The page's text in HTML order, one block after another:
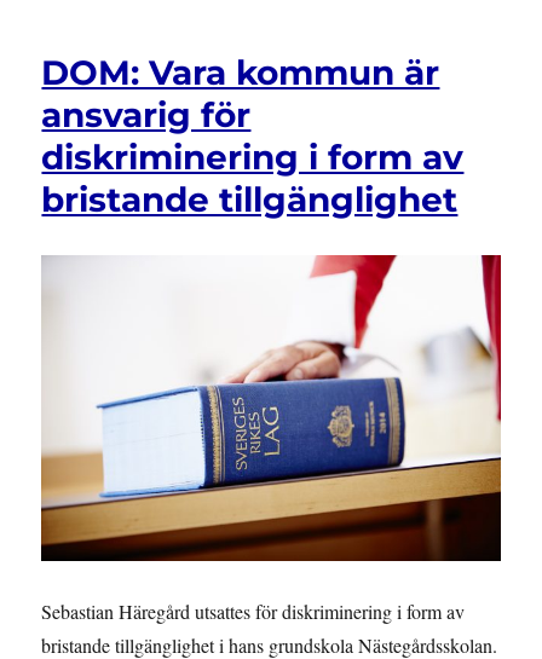
–
och
otillgänglig
post
från
DOM: Vara kommun är
ansvarig för
diskriminering i form av
bristande tillgänglighet
Sebastian Häregård utsattes för diskriminering i form av
bristande tillgänglighet i hans grundskola Nästegårdsskolan.